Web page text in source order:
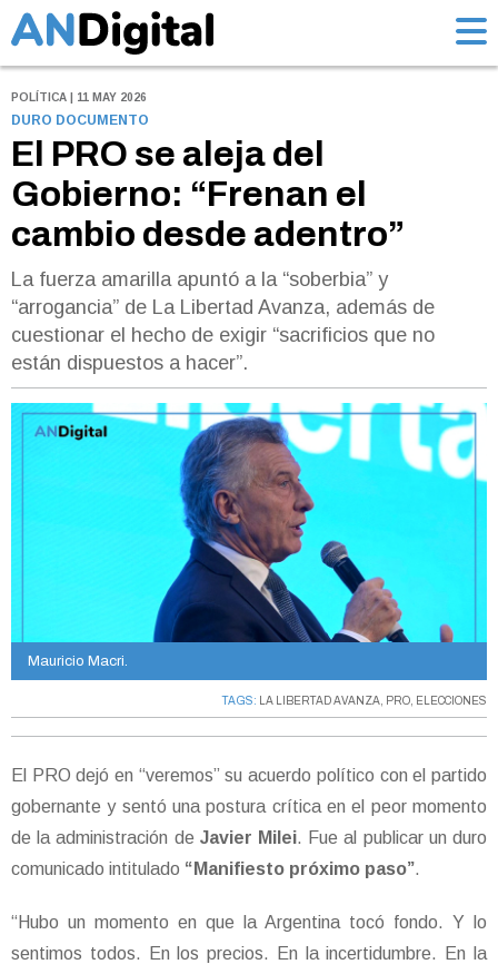
POLÍTICA | 11 MAY 2026
DURO DOCUMENTO
El PRO se aleja del
Gobierno: “Frenan el
cambio desde adentro”
La fuerza amarilla apuntó a la “soberbia” y
“arrogancia” de La Libertad Avanza, además de
cuestionar el hecho de exigir “sacrificios que no
están dispuestos a hacer”.
Mauricio Macri.
TAGS: LA LIBERTAD AVANZA, PRO, ELECCIONES
El PRO dejó en “veremos” su acuerdo político con el partido
gobernante y sentó una postura crítica en el peor momento
de la administración de Javier Milei. Fue al publicar un duro
comunicado intitulado “Manifiesto próximo paso”.
“Hubo un momento en que la Argentina tocó fondo. Y lo
sentimos todos. En los precios. En la incertidumbre. En la